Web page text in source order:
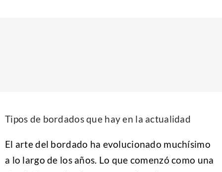
Tipos de bordados que hay en la actualidad
El arte del bordado ha evolucionado muchísimo
a lo largo de los años. Lo que comenzó como una